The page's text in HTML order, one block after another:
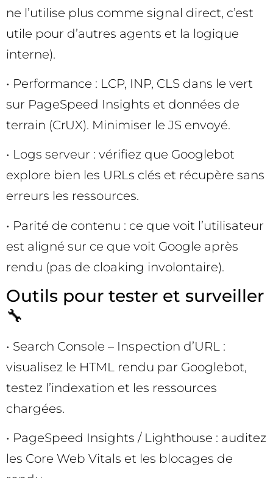
ne l’utilise plus comme signal direct, c’est
utile pour d’autres agents et la logique
interne).
• Performance : LCP, INP, CLS dans le vert
sur PageSpeed Insights et données de
terrain (CrUX). Minimiser le JS envoyé.
• Logs serveur : vérifiez que Googlebot
explore bien les URLs clés et récupère sans
erreurs les ressources.
• Parité de contenu : ce que voit l’utilisateur
est aligné sur ce que voit Google après
rendu (pas de cloaking involontaire).
Outils pour tester et surveiller
🔧
• Search Console – Inspection d’URL :
visualisez le HTML rendu par Googlebot,
testez l’indexation et les ressources
chargées.
• PageSpeed Insights / Lighthouse : auditez
les Core Web Vitals et les blocages de